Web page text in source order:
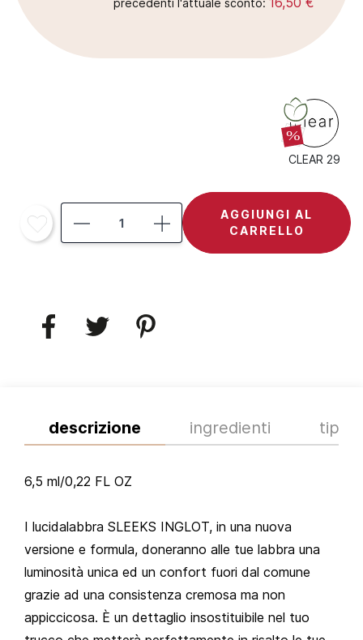
precedenti l'attuale sconto:
%
CLEAR 29
AGGIUNGI AL
CARRELLO
descrizione ingredienti tips
6,5 ml/0,22 FL OZ
I lucidalabbra SLEEKS INGLOT, in una nuova
versione e formula, doneranno alle tue labbra una
luminosità unica ed un confort fuori dal comune
grazie ad una consistenza cremosa ma non
appiccicosa. È un dettaglio insostituibile nel tuo